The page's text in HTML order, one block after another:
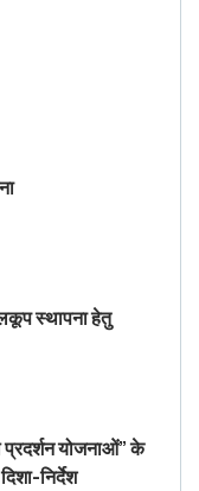
स्थापना हेतु
प्रदर्शन योजनाओं” के
निर्देश